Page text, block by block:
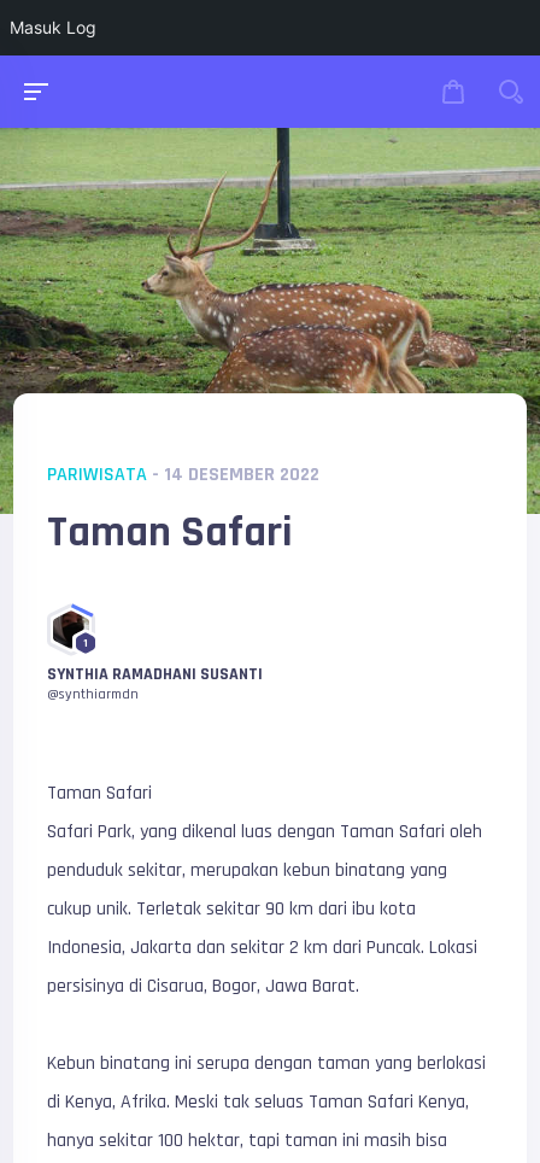
Masuk Log
PARIWISATA - 14 DESEMBER 2022
Taman Safari
1
SYNTHIA RAMADHANI SUSANTI
@synthiarmdn
Taman Safari
Safari Park, yang dikenal luas dengan Taman Safari oleh
penduduk sekitar, merupakan kebun binatang yang
cukup unik. Terletak sekitar 90 km dari ibu kota
Indonesia, Jakarta dan sekitar 2 km dari Puncak. Lokasi
persisinya di Cisarua, Bogor, Jawa Barat.
Kebun binatang ini serupa dengan taman yang berlokasi
di Kenya, Afrika. Meski tak seluas Taman Safari Kenya,
hanya sekitar 100 hektar, tapi taman ini masih bisa